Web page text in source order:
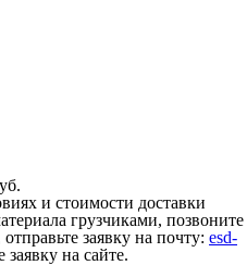
и стоимости доставки
грузчиками, позвоните
заявку на почту: esd-
заявку на сайте.